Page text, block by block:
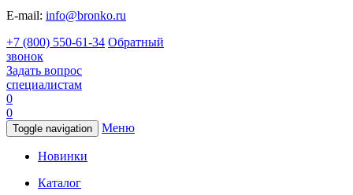
E-mail: info@bronko.ru
+7 (800) 550-61-34 Обратный
звонок
Задать вопрос
специалистам
0
0
Toggle navigation Меню
Новинки
Каталог